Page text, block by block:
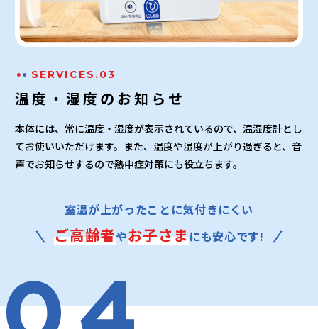
SERVICES.03
温度・湿度のお知らせ
本体には、常に温度・湿度が表示されているので、温湿度計とし
てお使いいただけます。また、温度や湿度が上がり過ぎると、音
声でお知らせするので熱中症対策にも役立ちます。
室温が上がったことに気付きにくい
ご高齢者やお子さまにも安心です!